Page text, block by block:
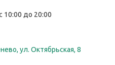
10:00 до 20:00
ул. Октябрьская, 8